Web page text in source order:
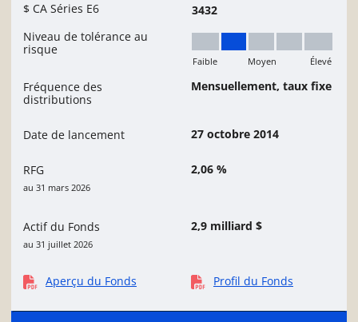
$ CA Séries E6
3432
Niveau de tolérance au
risque
Faible à moyen
Faible Moyen Élevé
Fréquence des
distributions
Mensuellement, taux fixe
Date de lancement 27 octobre 2014
RFG
au 31 mars 2026
2,06 %
Actif du Fonds
au 31 juillet 2026
2,9 milliard $
Aperçu du Fonds Profil du Fonds